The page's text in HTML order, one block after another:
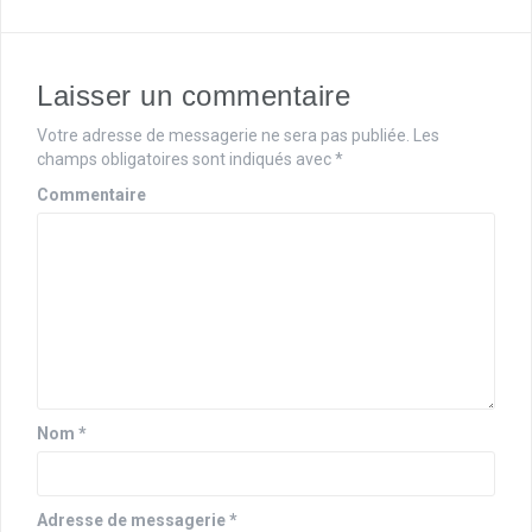
a
t
i
o
Laisser un commentaire
Votre adresse de messagerie ne sera pas publiée. Les
champs obligatoires sont indiqués avec*
Commentaire
Nom *
Adresse de messagerie*